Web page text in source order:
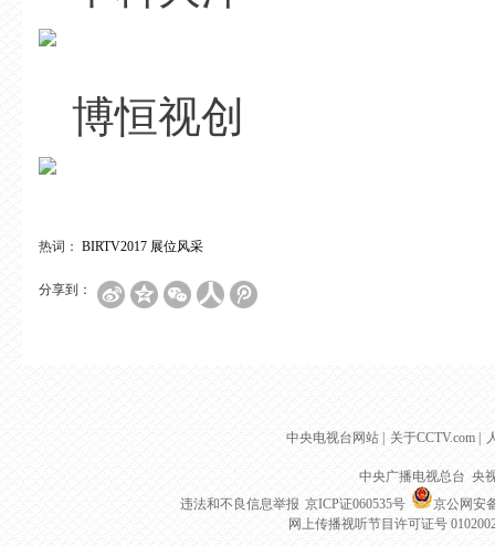
博恒视创
热词： BIRTV2017 展位风采
分享到：
中央电视台网站 关于CCTV.com
中央广播电视总台 央
违法和不良信息举报 京ICP证060535号
京公网安
网上传播视听节目许可证号